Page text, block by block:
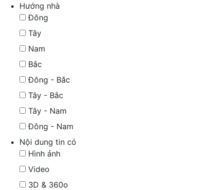
Hướng nhà
Đông
Tây
Nam
Bắc
Đông - Bắc
Tây - Bắc
Tây - Nam
Đông - Nam
Nội dung tin có
Hình ảnh
Video
3D & 360o